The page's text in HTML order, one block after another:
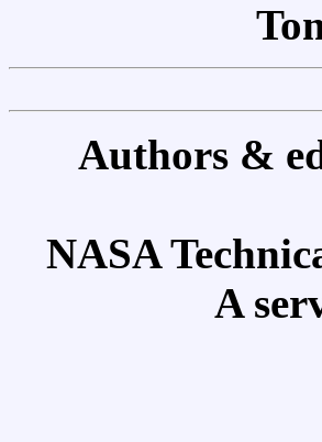
Authors &
NASA
A